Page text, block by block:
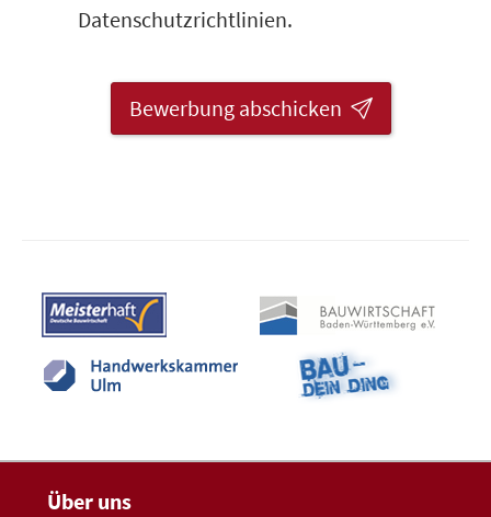
Datenschutzrichtlinien.
Bewerbung abschicken
Über uns